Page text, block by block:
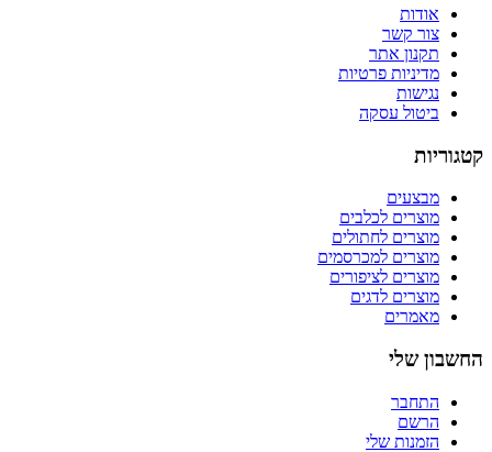
אודות
צור קשר
תקנון אתר
מדיניות פרטיות
נגישות
ביטול עסקה
קטגוריות
מבצעים
מוצרים לכלבים
מוצרים לחתולים
מוצרים למכרסמים
מוצרים לציפורים
מוצרים לדגים
מאמרים
החשבון שלי
התחבר
הרשם
הזמנות שלי